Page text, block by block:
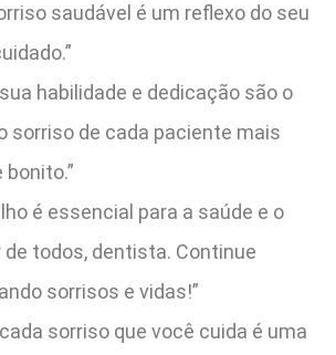
saudável é um reflexo do seu
habilidade e dedicação são o
sorriso de cada paciente mais
bonito.”
é essencial para a saúde e o
todos, dentista. Continue
sorrisos e vidas!”
sorriso que você cuida é uma